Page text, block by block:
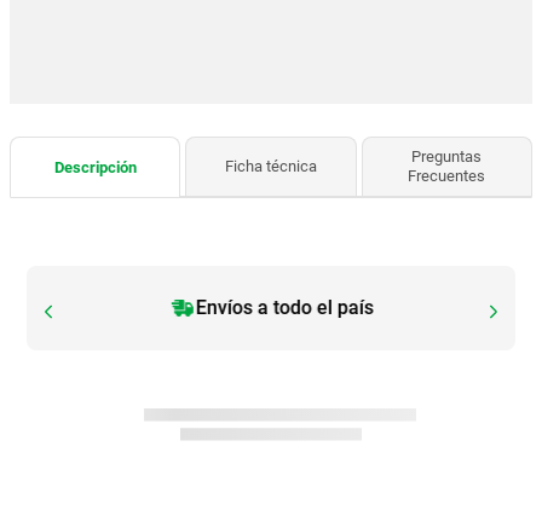
Descripción Ficha técnica
Preguntas
Frecuentes
Envíos a todo el país